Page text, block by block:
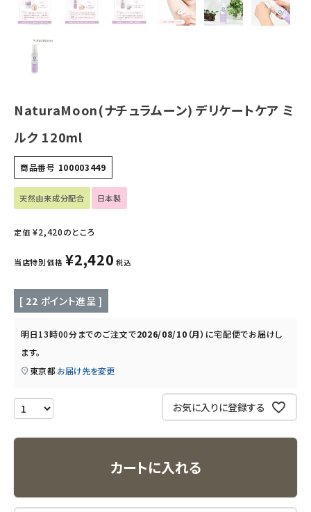
衛生用品
日用品雑貨
インナー・下着・ナイトウェア
キッチン用品
ブランド
定期購入
オリジナルブランド
エコリュクス
アルマウィン
NaturaMoon(ナチュラムーン) デリケートケア ミ
ルク 120ml
商品番号 100003449
天然由来成分配合 日本製
定価 ¥2,420のところ
当店特別価格 ¥2,420 税込
[ 22 ポイント進呈 ]
明日13時00分までのご注文で2026/08/10（月） に宅配便でお届けし
ます。
東京都 お届け先を変更
お気に入りに登録する
カートに入れる